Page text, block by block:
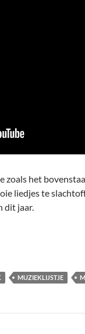
zoals het
liedjes te
dit jaar.
voor 2017
MUZIEKLIJSTJE